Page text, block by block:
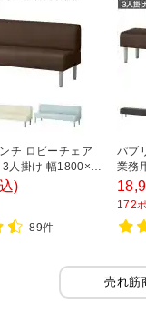
チ ロビーチェア
人掛け 幅1800×奥
座高400mm 背
)
89件
パブ
業務
行
なし
172
売れ筋